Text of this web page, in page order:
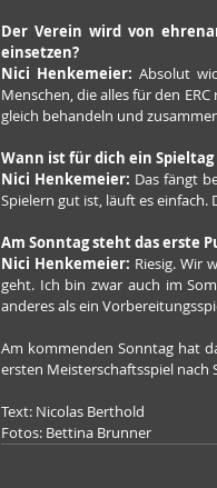
Der Verein wird von
einsetzen?
Nici Henkemeier: Absolut
Menschen, die alles für den
gleich behandeln und
Wann ist für dich ein
Nici Henkemeier: Das fängt
Spielern gut ist, läuft es einfach.
Am Sonntag steht das erste
Nici Henkemeier: Riesig. Wir
geht. Ich bin zwar auch im
anderes als ein
Am kommenden Sonntag hat
ersten Meisterschaftsspiel nach
Text: Nicolas Berthold
Fotos: Bettina Brunner